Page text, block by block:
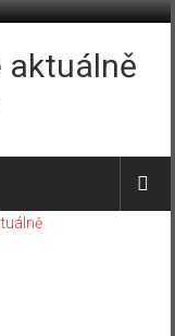
aktuálně